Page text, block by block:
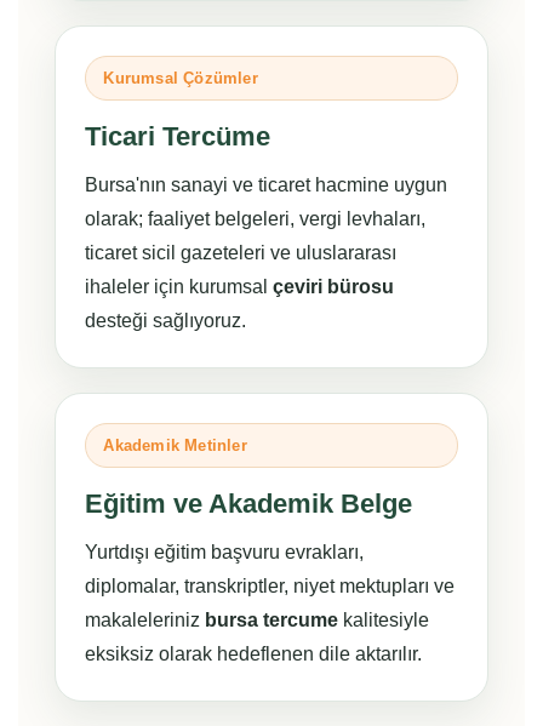
Kurumsal Çözümler
Ticari Tercüme
Bursa'nın sanayi ve ticaret hacmine uygun
olarak; faaliyet belgeleri, vergi levhaları,
ticaret sicil gazeteleri ve uluslararası
ihaleler için kurumsalçeviri bürosu
desteği sağlıyoruz.
Akademik Metinler
Eğitim ve Akademik Belge
Yurtdışı eğitim başvuru evrakları,
diplomalar, transkriptler, niyet mektupları ve
makaleleriniz bursa tercume kalitesiyle
eksiksiz olarak hedeflenen dile aktarılır.